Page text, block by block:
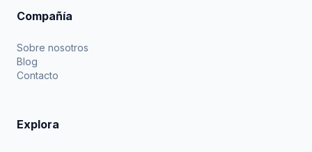
Compañía
Sobre nosotros
Blog
Contacto
Explora